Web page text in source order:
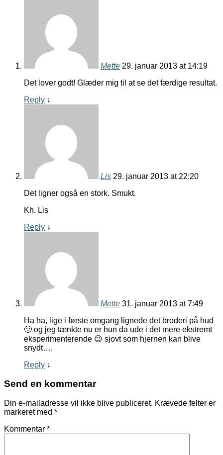
Mette 29. januar 2013 at 14:19
Det lover godt! Glæder mig til at se det færdige resultat.
Reply ↓
Lis 29. januar 2013 at 22:20
Det ligner også en stork. Smukt.
Kh. Lis
Reply ↓
Mette 31. januar 2013 at 7:49
Ha ha, lige i første omgang lignede det broderi på hud
🙂 og jeg tænkte nu er hun da ude i det mere ekstremt
eksperimenterende 😉 sjovt som hjernen kan blive
snydt….
Reply ↓
Send en kommentar
Din e-mailadresse vil ikke blive publiceret. Krævede felter er
markeret med *
Kommentar *